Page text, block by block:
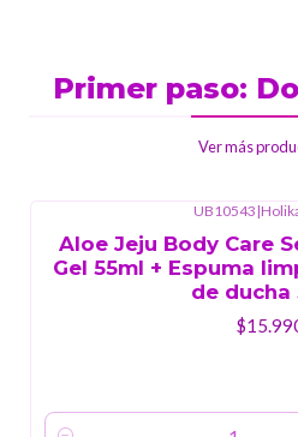
Primer paso:
Ver más
UB10543|
Aloe Jeju Body Care
Gel 55ml + Espuma
de ducha